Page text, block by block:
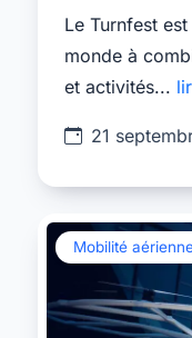
Le Turnfest
monde à
et activités...
21
Mobilité